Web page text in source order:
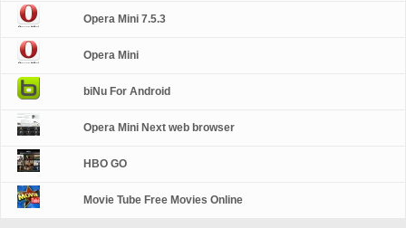
Opera Mini 7.5.3
Opera Mini
biNu For Android
Opera Mini Next web browser
HBO GO
Movie Tube Free Movies Online